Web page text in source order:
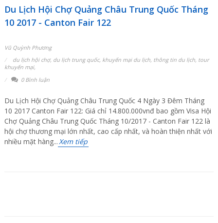
Du Lịch Hội Chợ Quảng Châu Trung Quốc Tháng
10 2017 - Canton Fair 122
Vũ Quỳnh Phương
du lịch hội chợ, du lịch trung quốc, khuyến mại du lịch, thông tin du lịch, tour
khuyến mại,
0 Bình luận
Du Lịch Hội Chợ Quảng Châu Trung Quốc 4 Ngày 3 Đêm Tháng
10 2017 Canton Fair 122: Giá chỉ 14.800.000vnđ bao gồm Visa Hội
Chợ Quảng Châu Trung Quốc Tháng 10/2017 - Canton Fair 122 là
hội chợ thương mại lớn nhất, cao cấp nhất, và hoàn thiện nhất với
nhiều mặt hàng...Xem tiếp